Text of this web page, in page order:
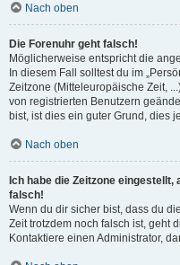
Nach oben
Die Forenuhr geht falsch!
Möglicherweise entspricht die
In diesem Fall solltest du im
Zeitzone (Mitteleuropäische Zeit,
von registrierten Benutzern
bist, ist dies ein guter Grund, dies
Nach oben
Ich habe die Zeitzone
falsch!
Wenn du dir sicher bist, dass du
Zeit trotzdem noch falsch ist, geht
Kontaktiere einen Administrator,